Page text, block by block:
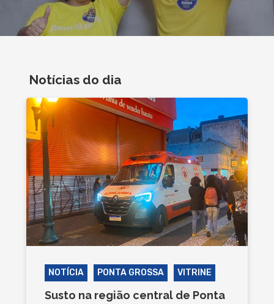
Notícias do dia
NOTÍCIA PONTA GROSSA VITRINE
Susto na região central de Ponta